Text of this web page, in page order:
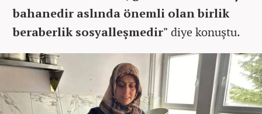
bahanedir aslında önemli olan birlik
beraberlik sosyalleşmedir" diye konuştu.